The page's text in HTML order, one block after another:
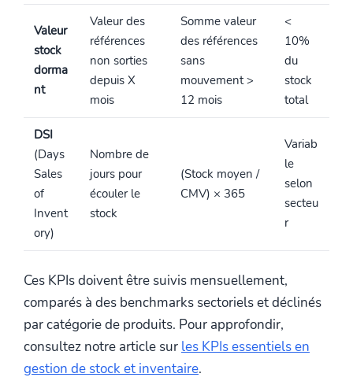
Valeur
stock
dorma
nt
Valeur des
références
non sorties
depuis X
mois
Somme valeur
des références
sans
mouvement >
12 mois
<
10%
du
stock
total
DSI
(Days
Sales
of
Invent
ory)
Nombre de
jours pour
écouler le
stock
(Stock moyen /
CMV) × 365
Variab
le
selon
secteu
r
Ces KPIs doivent être suivis mensuellement,
comparés à des benchmarks sectoriels et déclinés
par catégorie de produits. Pour approfondir,
consultez notre article sur les KPIs essentiels en
gestion de stock et inventaire.